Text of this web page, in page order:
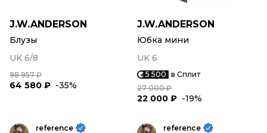
J.W.ANDERSON
Блузы
UK 6/8
98 957 ₽
64 580 ₽ -35%
J.W.ANDERSON
Юбка мини
UK 6
5 500 в Сплит
27 000 ₽
22 000 ₽ -19%
reference
reference